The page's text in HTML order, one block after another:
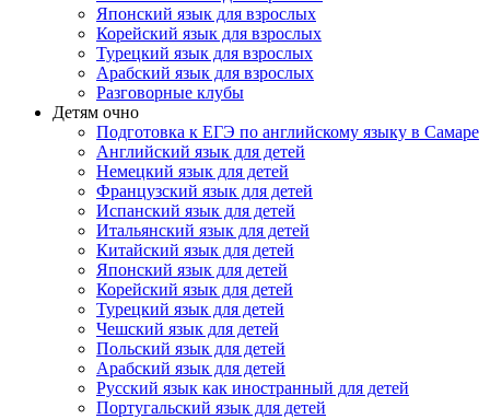
Японский язык для взрослых
Корейский язык для взрослых
Турецкий язык для взрослых
Арабский язык для взрослых
Разговорные клубы
Детям очно
Подготовка к ЕГЭ по английскому языку в Самаре
Английский язык для детей
Немецкий язык для детей
Французский язык для детей
Испанский язык для детей
Итальянский язык для детей
Китайский язык для детей
Японский язык для детей
Корейский язык для детей
Турецкий язык для детей
Чешский язык для детей
Польский язык для детей
Арабский язык для детей
Русский язык как иностранный для детей
Португальский язык для детей